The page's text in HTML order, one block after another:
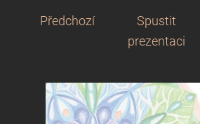
Předchozí
Spustit
prezentaci